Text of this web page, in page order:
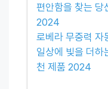
편안함을 찾는 당
2024
로베라 무중력 자
일상에 빛을 더하
천 제품 2024